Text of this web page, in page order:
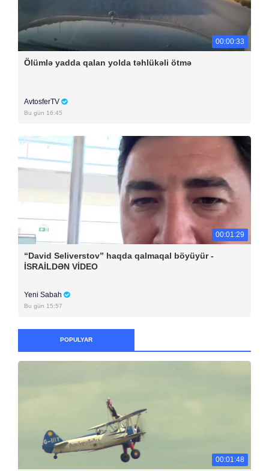
00:00:33
Ölümlə yadda qalan yolda təhlükəli ötmə
AvtosferTV
Bu gün 16:45
00:01:29
“David Seliverstov” haqda qalmaqal böyüyür -
İSRAİLDƏN VİDEO
Yeni Sabah
Bu gün 15:57
POPULYAR
00:01:48